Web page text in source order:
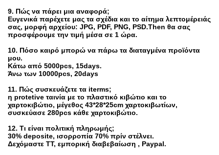
9. Πώς να πάρει μια αναφορά;
Ευγενικά παρέχετε μας τα σχέδια και το αίτημα λεπτομέρειάς
σας, μορφή αρχείου: JPG, PDF, PNG, PSD.Then θα σας
προσφέρουμε την τιμή μέσα σε 1 ώρα.
10. Πόσο καιρό μπορώ να πάρω τα διαταγμένα προϊόντα
μου.
Κάτω από 5000pcs, 15days.
Άνω των 10000pcs, 20days
11. Πώς συσκευάζετε τα iterms;
η protetive ταινία με το πλαστικό κιβώτιο και το
χαρτοκιβώτιο, μέγεθος 43*28*25cm χαρτοκιβωτίων,
συσκεύασε 280pcs κάθε χαρτοκιβώτιο.
12. Τι είναι πολιτική πληρωμής;
30% deposite, ισορροπία 70% πρίν στέλνει.
Δεχόμαστε TT, εμπορική διαβεβαίωση , Paypal.